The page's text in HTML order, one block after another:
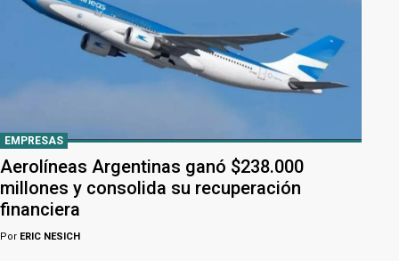
EMPRESAS
Aerolíneas Argentinas ganó $238.000
millones y consolida su recuperación
financiera
Por ERIC NESICH